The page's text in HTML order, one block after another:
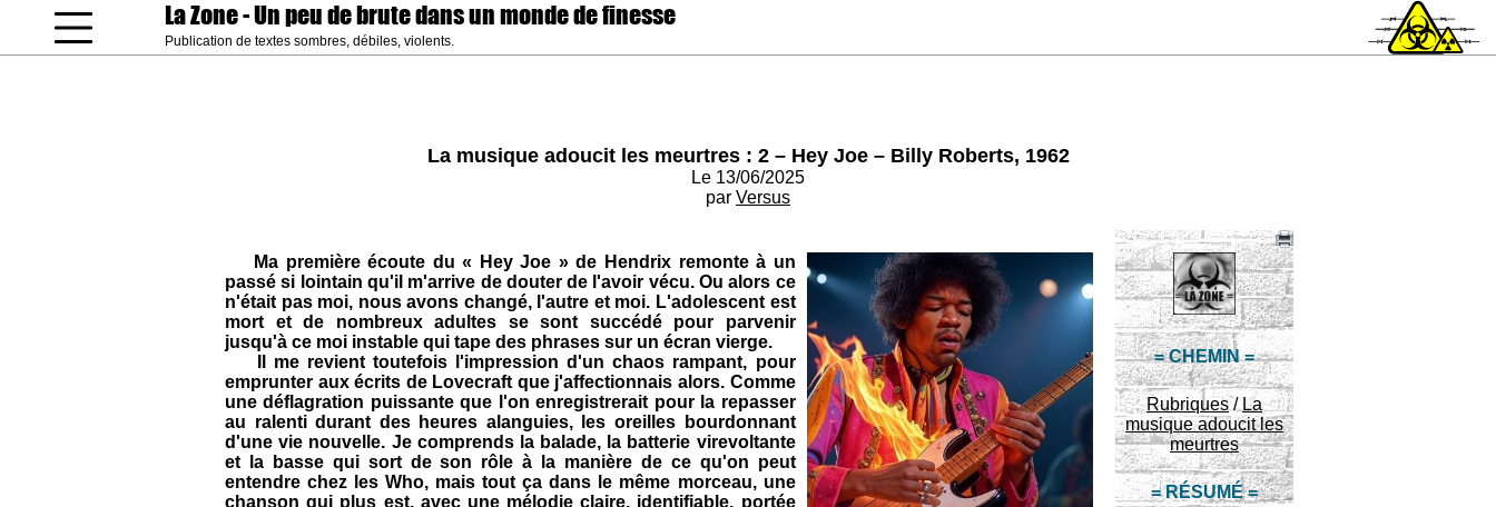
La Zone- Un peu de brute dans un monde de finesse
Publication de textes sombres, débiles, violents.
La musique adoucit les meurtres : 2 – Hey Joe – Billy Roberts, 1962
Le 13/06/2025
par Versus
= CHEMIN =
Rubriques/ La
musique adoucit les
meurtres
= RÉSUMÉ =
Ma première écoute du « Hey Joe » de Hendrix remonte à un
passé si lointain qu'il m'arrive de douter de l'avoir vécu. Ou alors ce
n'était pas moi, nous avons changé, l'autre et moi. L'adolescent est
mort et de nombreux adultes se sont succédé pour parvenir
jusqu'à ce moi instable qui tape des phrases sur un écran vierge.
Il me revient toutefois l'impression d'un chaos rampant, pour
emprunter aux écrits de Lovecraft que j'affectionnais alors. Comme
une déflagration puissante que l'on enregistrerait pour la repasser
au ralenti durant des heures alanguies, les oreilles bourdonnant
d'une vie nouvelle. Je comprends la balade, la batterie virevoltante
et la basse qui sort de son rôle à la manière de ce qu'on peut
entendre chez les Who, mais tout ça dans le même morceau, une
chanson qui plus est, avec une mélodie claire, identifiable, portée